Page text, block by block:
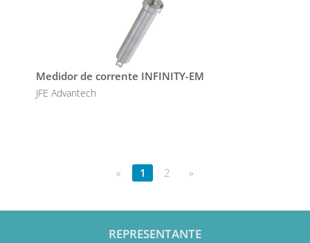
Medidor de corrente INFINITY-EM
JFE Advantech
« 1 2 »
REPRESENTANTE